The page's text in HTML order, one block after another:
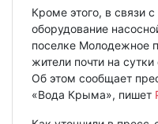
Кроме этого, в связи
оборудование
поселке Молодежное
жители почти на
Об этом сообщает
«Вода Крыма», пишет